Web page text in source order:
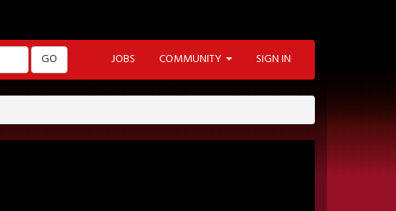
GO JOBS COMMUNITY SIGN IN